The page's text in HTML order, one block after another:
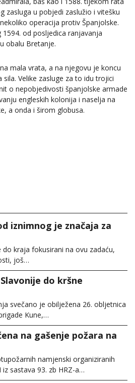
zasluga u pobjedi zaslužio i vitešku
operacija protiv Španjolske.
od posljedica ranjavanja
obalu Bretanje.
mala vrata, a na njegovu je koncu
Velike zasluge za to idu trojici
o nepobjedivosti španjolske armade
engleskih kolonija i naselja na
a onda i širom globusa.
iznimnog je značaja za
kraja fokusirani na ovu zadaću,
još…
do kršne
svečano je obilježena 26. obljetnica
Kune,…
na gašenje požara na
namjenski organiziranih
iz sastava 93. zb HRZ-a…